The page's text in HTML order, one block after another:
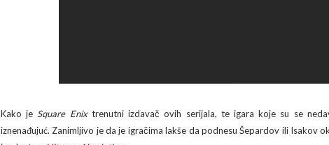
Kako je Square Enixtrenutni izdavač ovih serijala, te igara koje su se
iznenađujuć. Zanimljivo je da je igračima lakše da podnesu Šepardov ili Isakov